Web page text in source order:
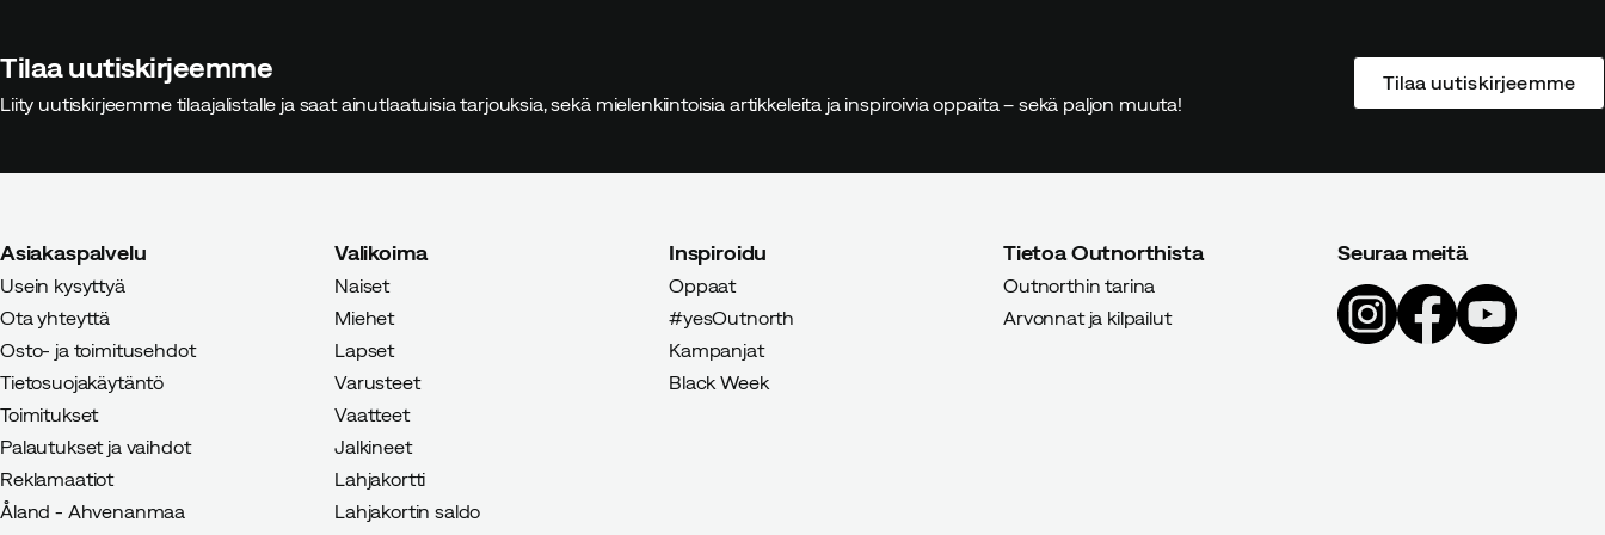
Elin H
Tilaa uutiskirjeemme
Liity uutiskirjeemme tilaajalistalle ja saat ainutlaatuisia tarjouksia, sekä mielenkiintoisia artikkeleita ja inspiroivia oppaita – sekä paljon muuta!
Tilaa uutiskirjeemme
Asiakaspalvelu
Usein kysyttyä
Ota yhteyttä
Osto- ja toimitusehdot
Tietosuojakäytäntö
Toimitukset
Palautukset ja vaihdot
Reklamaatiot
Åland - Ahvenanmaa
Valikoima
Naiset
Miehet
Lapset
Varusteet
Vaatteet
Jalkineet
Lahjakortti
Lahjakortin saldo
Inspiroidu
Oppaat
#yesOutnorth
Kampanjat
Black Week
Tietoa Outnorthista
Outnorthin tarina
Arvonnat ja kilpailut
Seuraa meitä